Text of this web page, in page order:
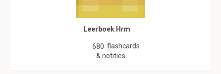
Leerboek Hrm
680 flashcards
& notities